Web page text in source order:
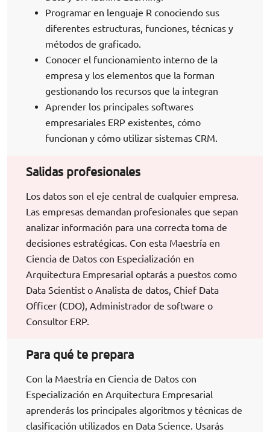
Programar en lenguaje R conociendo sus
diferentes estructuras, funciones, técnicas y
métodos de graficado.
Conocer el funcionamiento interno de la
empresa y los elementos que la forman
gestionando los recursos que la integran
Aprender los principales softwares
empresariales ERP existentes, cómo
funcionan y cómo utilizar sistemas CRM.
Salidas profesionales
Los datos son el eje central de cualquier empresa.
Las empresas demandan profesionales que sepan
analizar información para una correcta toma de
decisiones estratégicas. Con esta Maestría en
Ciencia de Datos con Especialización en
Arquitectura Empresarial optarás a puestos como
Data Scientist o Analista de datos, Chief Data
Officer (CDO), Administrador de software o
Consultor ERP.
Para qué te prepara
Con la Maestría en Ciencia de Datos con
Especialización en Arquitectura Empresarial
aprenderás los principales algoritmos y técnicas de
clasificación utilizados en Data Science. Usarás